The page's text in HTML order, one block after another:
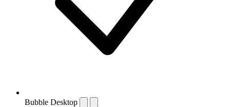
Bubble Desktop